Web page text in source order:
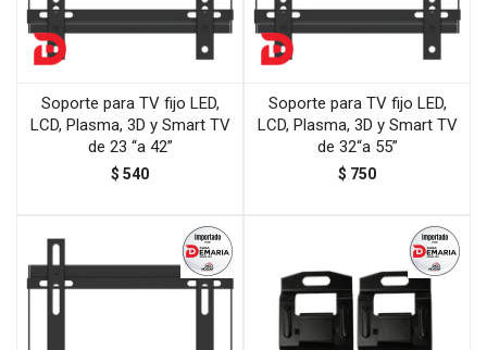
Soporte para TV fijo LED,
LCD, Plasma, 3D y Smart TV
de 23 “a 42”
$ 540
Soporte para TV fijo LED,
LCD, Plasma, 3D y Smart TV
de 32“a 55”
$ 750